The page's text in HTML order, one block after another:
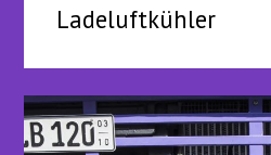
Ladeluftkühler